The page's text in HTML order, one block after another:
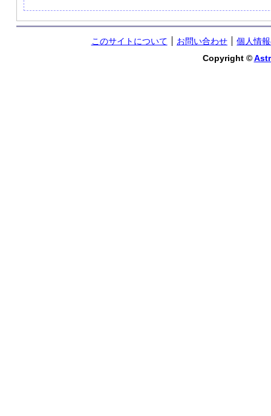
このサイトについて お問い合わせ
個人情
Copyright ©